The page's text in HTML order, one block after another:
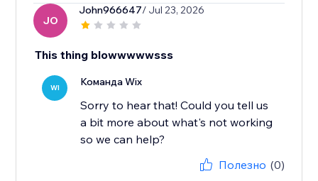
JO
John966647/ Jul 23, 2026
This thing blowwwwwsss
WI Команда Wix
Sorry to hear that! Could you tell us
a bit more about what's not working
Полезно (0)